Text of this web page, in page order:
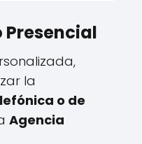
Presencial
la
o de
Agencia